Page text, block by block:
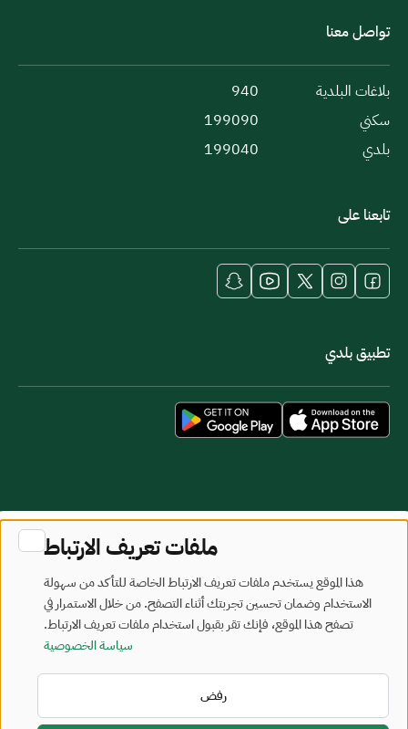
تواصل معنا
بلاغات البلدية
940
سكني
199090
بلدي
199040
تابعنا على
تطبيق بلدي
خريطة الموقعشروط الاستخدام
تم تطويره وصيانته بواسطة وزارة البلديات والإسكان
آخر تحديث: 2026/08/10
ملفات تعريف الارتباط
هذا الموقع يستخدم ملفات تعريف الارتباط الخاصة للتأكد من سهولة
الاستخدام وضمان تحسين تجربتك أثناء التصفح. من خلال الاستمرار في
تصفح هذا الموقع، فإنك تقر بقبول استخدام ملفات تعريف الارتباط.
سياسة الخصوصية
رفض